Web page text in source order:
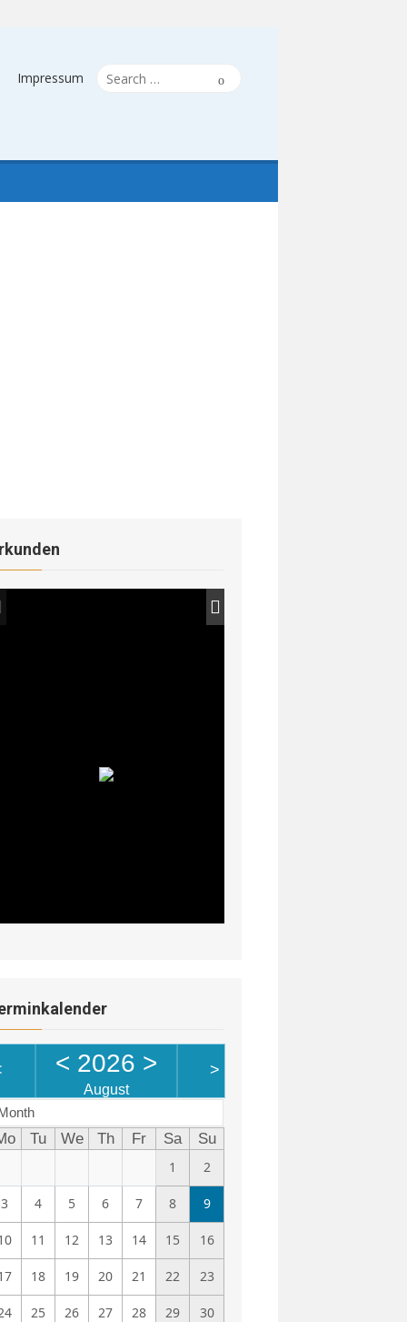
Search
Search
Impressum
< 2026 >
August
>
Tu We Th Fr Sa
Su
1
2
3 4 5 6 7 8 9
11 12 13 14 15 16
18 19 20 21 22 23
25 26 27 28 29 30